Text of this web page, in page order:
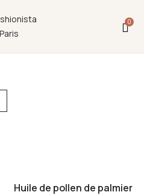
0
Huile de pollen de palmier
juillet 16h au 12 août.
et aucune
main propre ne sera